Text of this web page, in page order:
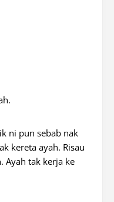
ni pun sebab nak
kereta ayah. Risau
Ayah tak kerja ke